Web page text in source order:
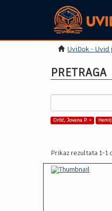
UviDok - Uvid
PRETRAGA
Orlić, Jovana P. ×
Prikaz rezultata 1-1